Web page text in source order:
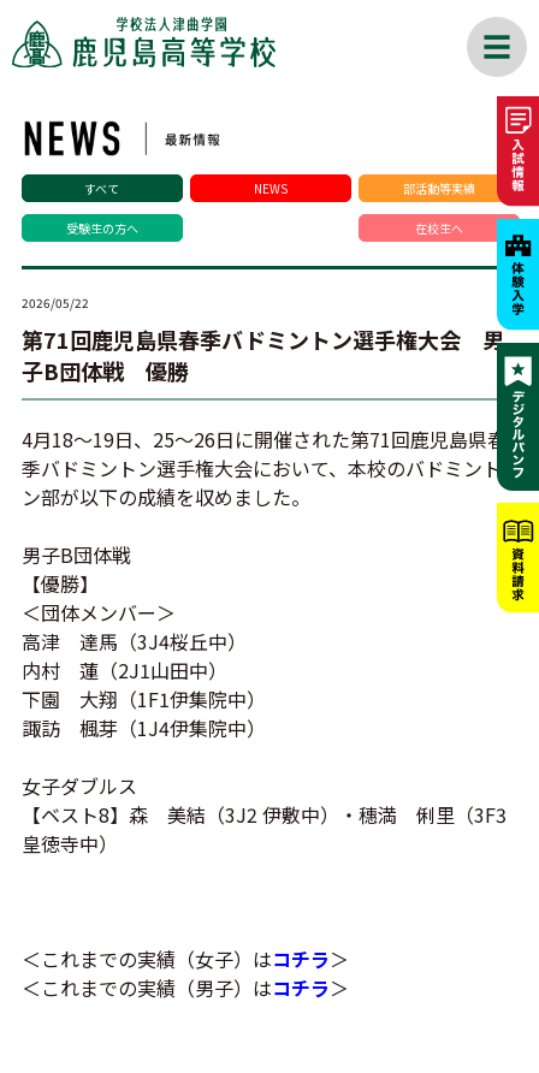
すべて NEWS 部活動等実績
受験生の方へ 在校生へ
2026/05/22
第71回鹿児島県春季バドミントン選手権大会 男
子B団体戦 優勝
4月18～19日、25～26日に開催された第71回鹿児島県春
季バドミントン選手権大会において、本校のバドミント
ン部が以下の成績を収めました。
男子B団体戦
【優勝】
＜団体メンバー＞
高津 達馬（3J4桜丘中）
内村 蓮（2J1山田中）
下園 大翔（1F1伊集院中）
諏訪 楓芽（1J4伊集院中）
女子ダブルス
【ベスト8】森 美結（3J2 伊敷中）・穗満 俐里（3F3
皇徳寺中）
＜これまでの実績（女子）はコチラ＞
＜これまでの実績（男子）はコチラ＞